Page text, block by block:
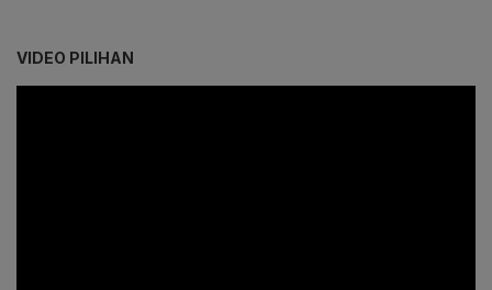
VIDEO PILIHAN